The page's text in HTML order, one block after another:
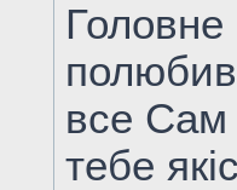
все Сам
тебе